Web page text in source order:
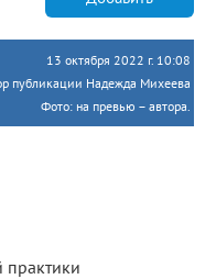
13 октября 2022 г. 10:08
публикации Надежда Михеева
Фото: на превью – автора.